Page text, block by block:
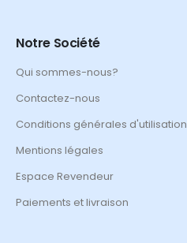
Notre Société
Qui sommes-nous?
Contactez-nous
Conditions générales d'utilisation
Mentions légales
Espace Revendeur
Paiements et livraison